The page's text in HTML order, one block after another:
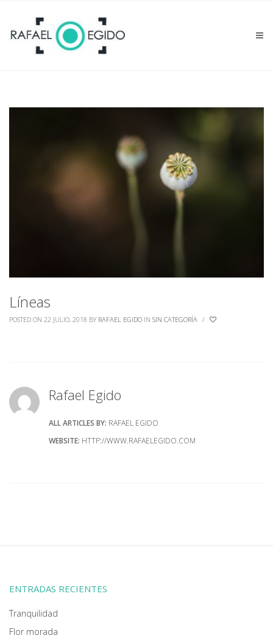
Líneas
POSTED ON 22 JULIO, 2018 BY RAFAEL EGIDO IN SIN CATEGORÍA /
Rafael Egido
ALL ARTICLES BY: RAFAEL EGIDO
WEBSITE: HTTP://WWW.RAFAELEGIDO.COM
ENTRADAS RECIENTES
Tranquilidad
Flor morada